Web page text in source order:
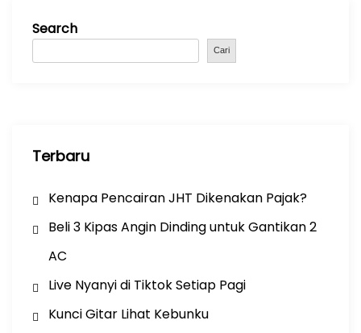
o
o
p
p
m
Search
Cari
Terbaru
Kenapa Pencairan JHT Dikenakan Pajak?
Beli 3 Kipas Angin Dinding untuk Gantikan 2
AC
Live Nyanyi di Tiktok Setiap Pagi
Kunci Gitar Lihat Kebunku